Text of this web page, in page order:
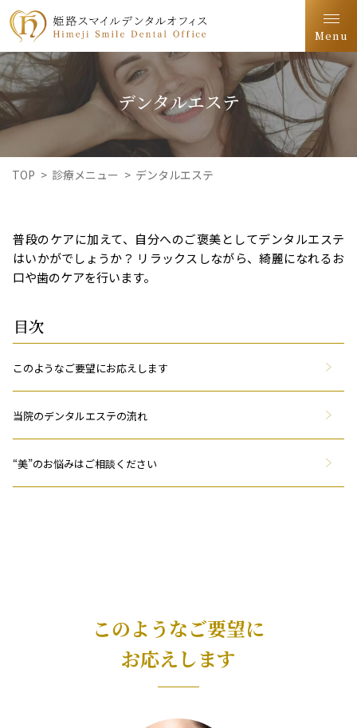
Menu
デンタルエステ
TOP > 診療メニュー > デンタルエステ
普段のケアに加えて、自分へのご褒美としてデンタルエステ
はいかがでしょうか？ リラックスしながら、綺麗になれるお
口や歯のケアを行います。
目次
このようなご要望にお応えします
当院のデンタルエステの流れ
“美”のお悩みはご相談ください
このようなご要望に
お応えします